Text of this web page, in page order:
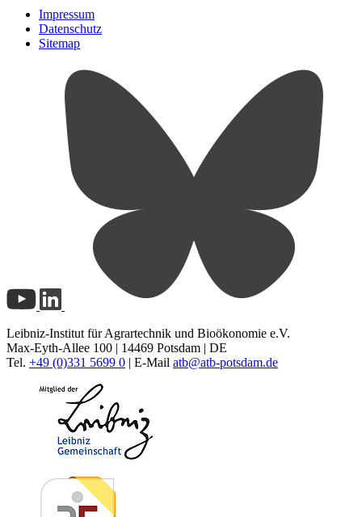
Impressum
Datenschutz
Sitemap
Leibniz-Institut für Agrartechnik und Bioökonomie e.V.
Max-Eyth-Allee 100 | 14469 Potsdam | DE
Tel. +49 (0)331 5699 0 | E-Mail atb@atb-potsdam.de